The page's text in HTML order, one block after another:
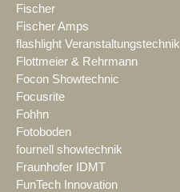
Fischer
Fischer Amps
flashlight Veranstaltungstechnik
Flottmeier & Rehrmann
Focon Showtechnic
Focusrite
Fohhn
Fotoboden
fournell showtechnik
Fraunhofer IDMT
FunTech Innovation